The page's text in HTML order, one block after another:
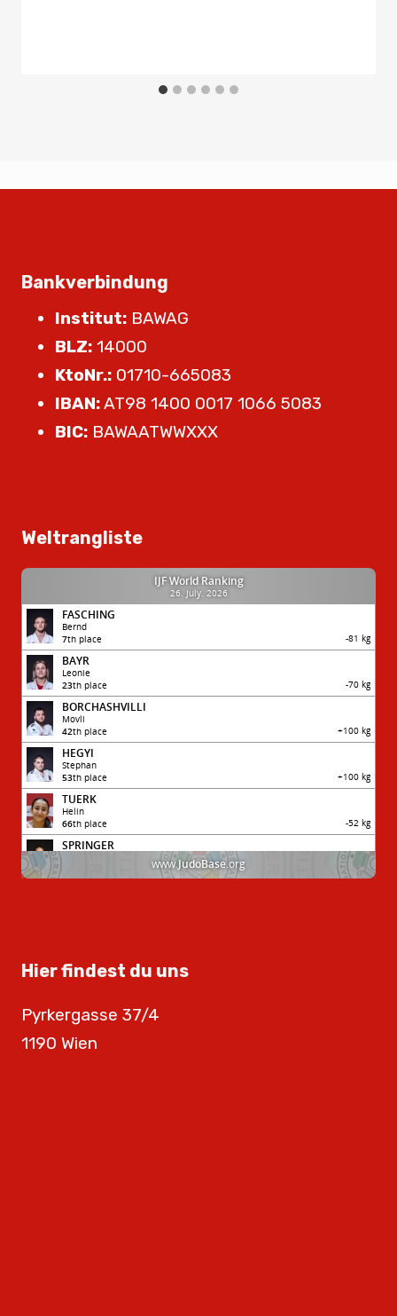
Bankverbindung
Institut: BAWAG
BLZ: 14000
KtoNr.: 01710-665083
IBAN:AT98 1400 0017 1066 5083
BIC: BAWAATWWXXX
Weltrangliste
Hier findest du uns
Pyrkergasse 37/4
1190 Wien